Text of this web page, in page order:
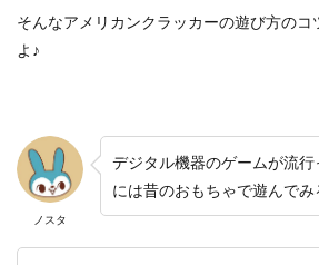
そんなアメリカンクラッカーの遊び方のコ
よ♪
ノスタ
デジタル機器のゲームが流行
には昔のおもちゃで遊んでみ